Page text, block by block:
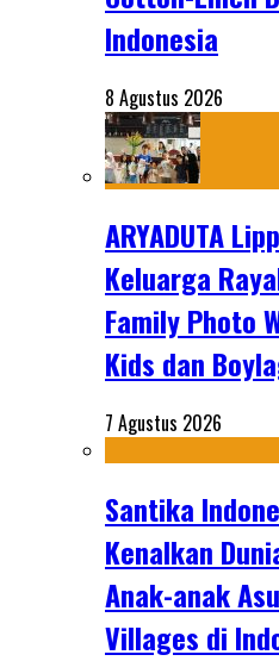
Indonesia
8 Agustus 2026
ARYADUTA
Keluarga
Family Photo
Kids dan
7 Agustus 2026
Santika
Kenalkan
Anak-anak
Villages di